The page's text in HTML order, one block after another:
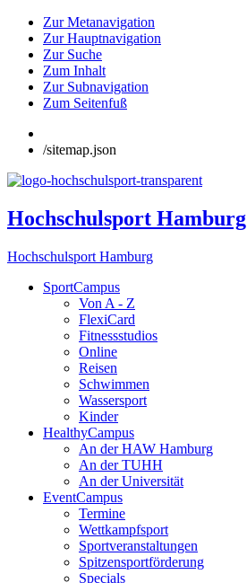
Zur Metanavigation
Zur Hauptnavigation
Zur Suche
Zum Inhalt
Zur Subnavigation
Zum Seitenfuß
/sitemap.json
Hochschulsport Hamburg
Hochschulsport Hamburg
SportCampus
Von A - Z
FlexiCard
Fitnessstudios
Online
Reisen
Schwimmen
Wassersport
Kinder
HealthyCampus
An der HAW Hamburg
An der TUHH
An der Universität
EventCampus
Termine
Wettkampfsport
Sportveranstaltungen
Spitzensportförderung
Specials